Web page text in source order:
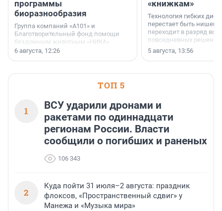
программы
биоразнообразия
Группа компаний «А101» и
Благотворительный фонд помощи
бездомным животным «НИКА»
заключили соглашение о
6 августа, 12:26
«книжкам»
Технология гибких
перестает быть
переходит в разряд
повседневных
5 августа, 13:56
ТОП 5
1
ВСУ ударили дронами и
ракетами по одиннадцати
регионам России. Власти
сообщили о погибших и раненых
106 343
2
Куда пойти 31 июля–2 августа: праздник
флоксов, «Пространственный сдвиг» у
Манежа и «Музыка мира»